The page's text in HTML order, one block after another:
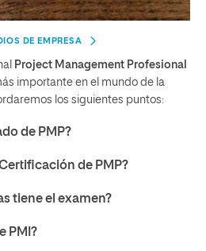
DE EMPRESA
Project Management Profesional
importante en el mundo de la
los siguientes puntos:
de PMP?
de PMP?
tiene el examen?
PMI?